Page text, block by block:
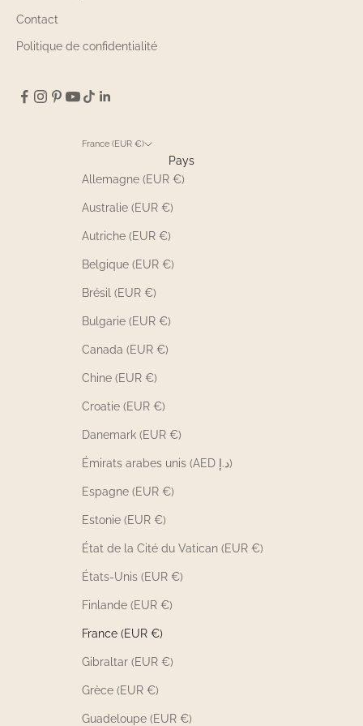
Contact
Politique de confidentialité
France (EUR €)
Pays
Allemagne (EUR €)
Australie (EUR €)
Autriche (EUR €)
Belgique (EUR €)
Brésil (EUR €)
Bulgarie (EUR €)
Canada (EUR €)
Chine (EUR €)
Croatie (EUR €)
Danemark (EUR €)
Émirats arabes unis (AED د.إ)
Espagne (EUR €)
Estonie (EUR €)
État de la Cité du Vatican (EUR €)
États-Unis (EUR €)
Finlande (EUR €)
France (EUR €)
Gibraltar (EUR €)
Grèce (EUR €)
Guadeloupe (EUR €)